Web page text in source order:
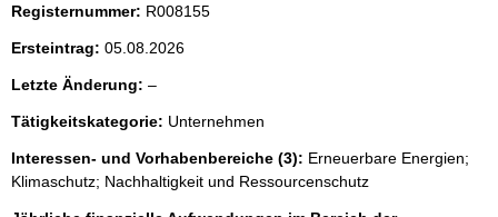
Registernummer: R008155
Ersteintrag: 05.08.2026
Letzte Änderung: –l
e
r
Tätigkeitskategorie: Unternehmen
Interessen- und Vorhabenbereiche (3): Erneuerbare Energien;
Klimaschutz; Nachhaltigkeit und Ressourcenschutz